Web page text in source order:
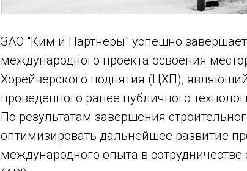
ЗАО "Ким и Партнеры" успешно
международного проекта освоения
Хорейверского поднятия (ЦХП),
проведенного ранее публичного
По результатам завершения
оптимизировать дальнейшее развитие
международного опыта в